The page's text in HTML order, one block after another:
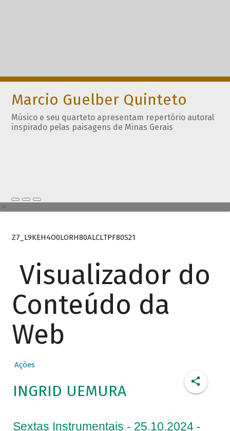
Marcio Guelber Quinteto
Músico e seu quarteto apresentam repertório autoral
inspirado pelas paisagens de Minas Gerais
Z7_L9KEH4O0LORH80ALCLTPF80S21
Visualizador do
Conteúdo da
Web
Ações
INGRID UEMURA
Sextas Instrumentais - 25.10.2024 -